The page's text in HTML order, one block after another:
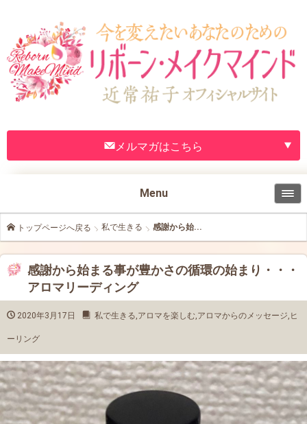
メルマガはこちら
Menu
トップページへ戻る 私で生きる 感謝から始...
感謝から始まる事が豊かさの循環の始まり・・・
アロマリーディング
2020年3月17日 私で生きる,アロマを楽しむ,アロマからのメッセージ, ヒ
ーリング